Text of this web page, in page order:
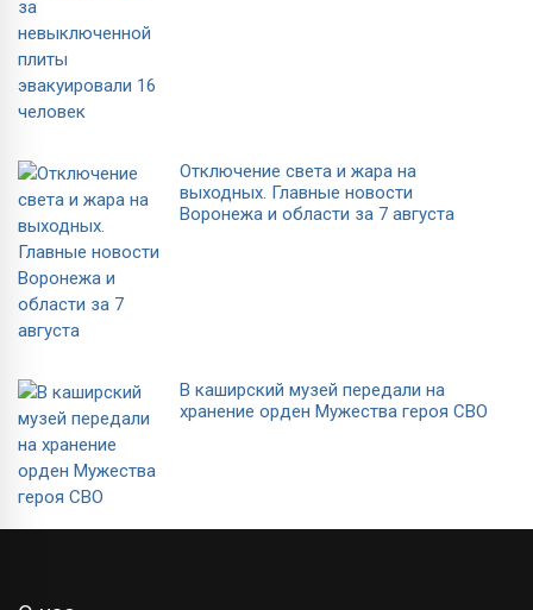
Отключение света и жара на
выходных. Главные новости
Воронежа и области за 7 августа
В каширский музей передали на
хранение орден Мужества героя СВО